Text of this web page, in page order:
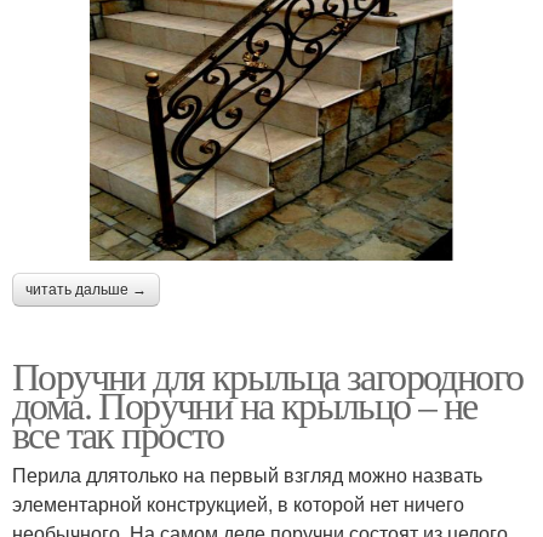
читать дальше →
Поручни для крыльца загородного
дома. Поручни на крыльцо – не
все так просто
Перила длятолько на первый взгляд можно назвать
элементарной конструкцией, в которой нет ничего